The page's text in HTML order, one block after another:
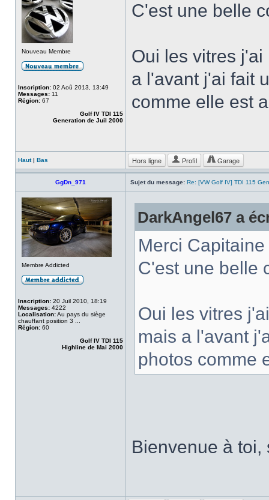
Nouveau Membre
Inscription: 02 Aoû 2013, 13:49
Messages: 11
Région: 67
Golf IV TDI 115
Generation de Juil 2000
C'est une belle
Oui les vitres
a l'avant j'ai fait
comme elle est
Haut| Bas Hors ligne Profil Garage
GgDn_971 Sujet du message: Re: [VW Golf IV] TDI 115
Membre Addicted
Inscription: 20 Juil 2010, 18:19
Messages: 4222
Localisation:Au pays du siège
chauffant position 3 ...
Région: 60
Golf IV TDI 115
Highline de Mai 2000
DarkAngel67 a
Merci Capitaine
C'est une belle
Oui les vitres
mais a l'avant
photos comme
Bienvenue à